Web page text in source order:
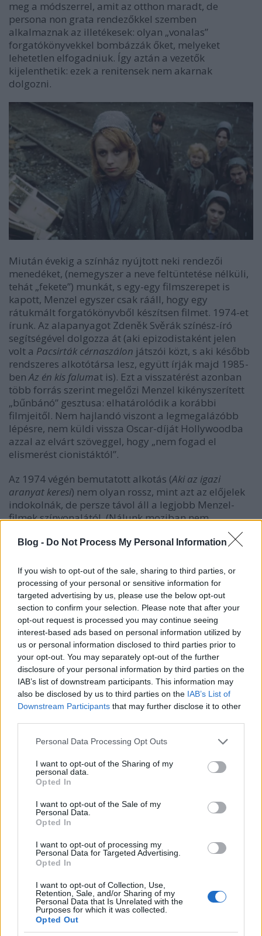
Blog - Do Not Process My Personal Information
If you wish to opt-out of the sale, sharing to third parties, or
processing of your personal or sensitive information for
targeted advertising by us, please use the below opt-out
section to confirm your selection. Please note that after your
opt-out request is processed you may continue seeing
interest-based ads based on personal information utilized by
us or personal information disclosed to third parties prior to
your opt-out. You may separately opt-out of the further
disclosure of your personal information by third parties on the
IAB’s list of downstream participants. This information may
also be disclosed by us to third parties on the IAB’s List of
Downstream Participants that may further disclose it to other
Please note that this website/app uses one or more Google
not limited to your visit or usage behaviour. You may click to
grant or deny consent to Google and its third-party tags to
use your data for below specified purposes in below Google
consent section.
Personal Data Processing Opt Outs
I want to opt-out of the Sharing of my
personal data.
Opted In
I want to opt-out of the Sale of my
Personal Data.
Opted In
I want to opt-out of processing my
Personal Data for Targeted Advertising.
Opted In
I want to opt-out of Collection, Use,
Retention, Sale, and/or Sharing of my
Personal Data that Is Unrelated with the
Purposes for which it was collected.
Opted Out
meg a módszerrel, amit az otthon maradt, de
persona non grata rendezőkkel szemben
alkalmaznak az illetékesek: olyan „vonalas”
forgatókönyvekkel bombázzák őket, melyeket
lehetetlen elfogadniuk. Így aztán a vezetők
kijelenthetik: ezek a renitensek nem akarnak
dolgozni.
Miután évekig a színház nyújtott neki rendezői
menedéket, (nemegyszer a neve feltüntetése nélküli,
tehát „fekete”) munkát, s egy-egy filmszerepet is
kapott, Menzel egyszer csak rááll, hogy egy
rátukmált forgatókönyvből készítsen filmet. 1974-et
írunk. Az alapanyagot Zdeněk Svěrák színész-író
segítségével dolgozza át (aki epizodistaként jelen
volt a Pacsirták cérnaszálon játszói közt, s aki később
rendszeres alkotótársa lesz, együtt írják majd 1985-
benAz én kis falumat is). Ezt a visszatérést azonban
több forrás szerint megelőzi Menzel kikényszerített
„bűnbánó” gesztusa: elhatárolódik a korábbi
filmjeitől. Nem hajlandó viszont a legmegalázóbb
lépésre, nem küldi vissza Oscar-díját Hollywoodba
azzal az elvárt szöveggel, hogy „nem fogad el
elismerést cionistáktól”.
Az 1974 végén bemutatott alkotás (Aki az igazi
aranyat keresi) nem olyan rossz, mint azt az előjelek
indokolnák, de persze távol áll a legjobb Menzel-
filmek színvonalától. (Nálunk moziban nem
játszották, csak a Magyar Televízióban.) Főhőse egy
a katonaságtól éppen leszerelt rokonszenves
játssza), akinek szerelmi története egy szép szőke
lánnyal kellemesen, jó megfigyelésekkel, jelentős
mozzanatok nélkül tárul elénk, mígnem a fiú
sofőrként helyezkedik el a dalešicei vízi erőmű
hatalmas építkezésén. A brigádtársak kapcsolatai,
ugratásai, figurái az új hullám emberformálását
idézik, ám a mű egyre inkább „a szocialista építés
filmjévé” lesz, olykor – sajnos éppen a végén is –
szinte himnikus hangvétellel.
Zdeněk Svěrákkal írta Menzel következő filmjének
forgatókönyvét is. AMagány az erdőszélen(1976) egy
városi família – papa, mama, lány- és fiúgyermek –
kalamajkáit követi nyomon, melyek abból adódnak,
hogy falura szeretnének költözni. A családapa
szerepében magát Svěrákot látjuk. A városlakók egy
erdőszéli ház egy részét bérlik ki annak reményében,
hogy hamarosan az egész az övék lesz, amikor a
háziúr, egy idősen is dolgos parasztember
kiköltözik. Erre azonban hiába várnak: Komárek úr
túl jól érzi magát újdonsült családjával. A
erdőszélen Menzel filmes erényeinek valóságos
tárháza: pezsgően életteli, humoros mű, alakjai
pregnánsak, egyediek, szeretettel megrajzoltak. Az
vonzódása a letűnt műfaj iránt ritkaság a
filmművészetben – szép kiteljesedést, fénytörést kap
a megindító befejezésben. Torzult képet látnánk, ha
az előző alkotás, azAki az igazi aranyat keresipusztán